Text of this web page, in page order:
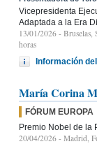
Vicepresidenta
Adaptada a la Era
13/01/2026 - Bruselas,
horas
Información
María Corina
FÓRUM EUROPA
Premio Nobel de la
20/04/2026 - Madrid,